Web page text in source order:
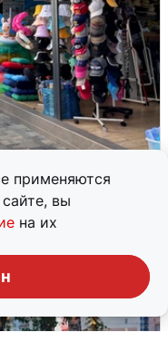
применяются
вы
на их
атаки БПЛА и